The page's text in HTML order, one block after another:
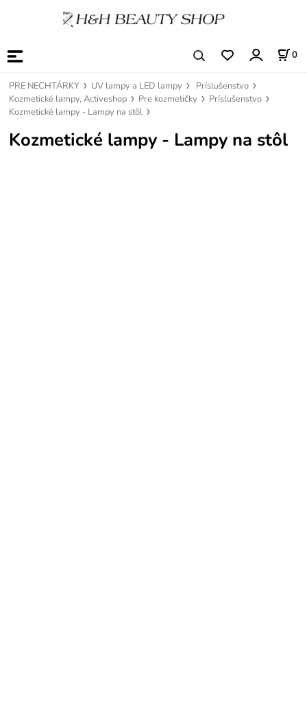
0
PRE NECHTÁRKY UV lampy a LED lampy
Príslušenstvo
Kozmetické lampy, Activeshop
Pre kozmetičky
Príslušenstvo
Kozmetické lampy - Lampy na stôl
Kozmetické lampy - Lampy na stôl